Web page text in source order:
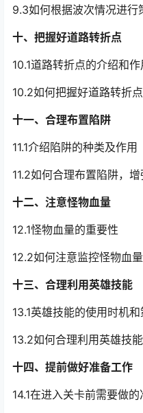
9.3如何根据波次情况进行
十、把握好道路转折点
10.1道路转折点的介绍和作
10.2如何把握好道路转折
十一、合理布置陷阱
11.1介绍陷阱的种类及作用
11.2如何合理布置陷阱，
十二、注意怪物血量
12.1怪物血量的重要性
12.2如何注意监控怪物血
十三、合理利用英雄技能
13.1英雄技能的使用时机
13.2如何合理利用英雄技
十四、提前做好准备工作
14.1在进入关卡前需要做